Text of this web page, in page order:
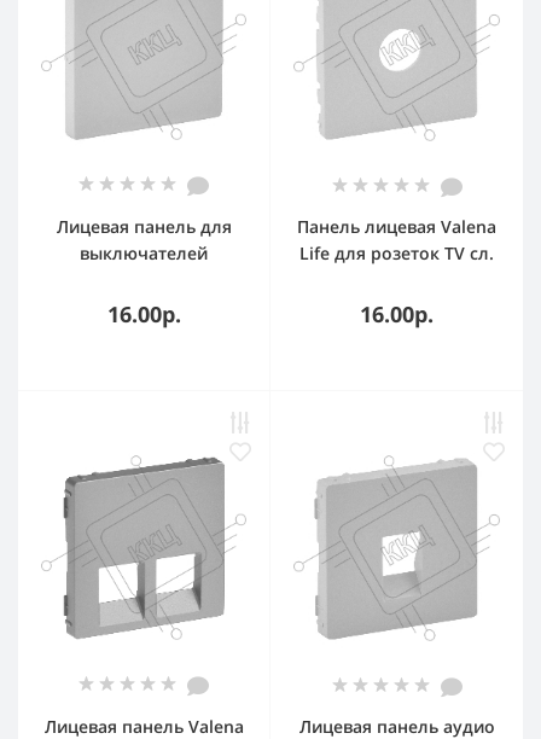
Лицевая панель для
выключателей
Слоновая кость Valena
16.00р.
Панель лицевая Valena
Life для розеток TV сл.
16.00р.
Лицевая панель Valena
Лицевая панель аудио